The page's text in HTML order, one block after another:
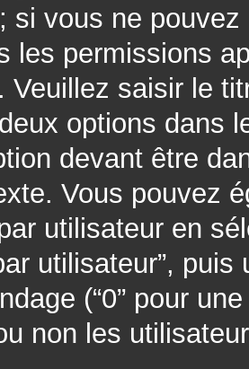
si vous ne
les permissions
Veuillez saisir le
options dans
devant être
Vous pouvez
utilisateur en
utilisateur”,
(“0” pour
non les